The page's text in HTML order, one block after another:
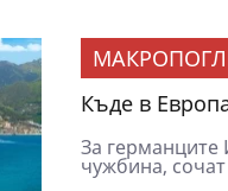
Къде в
За германците
чужбина,